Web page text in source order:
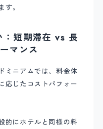
。
短期滞在 vs 長
マンス
ミニアムでは、料金体
応じたコストパフォー
的にホテルと同様の料